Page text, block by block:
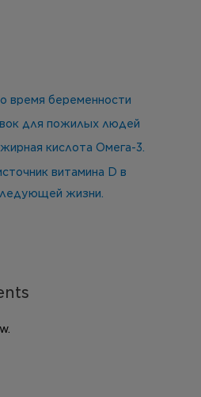
время беременности
для пожилых людей
кислота Омега-3.
витамина D в
жизни.